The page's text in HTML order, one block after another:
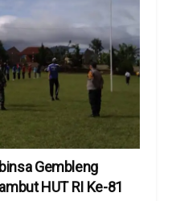
Gembleng
HUT RI Ke-81